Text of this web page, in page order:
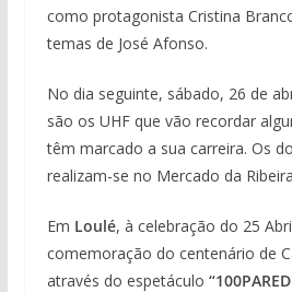
como protagonista Cristina
temas de José Afonso.
No dia seguinte, sábado, 26 de
são os UHF que vão recordar
têm marcado a sua carreira. Os
realizam-se no Mercado da
Em Loulé, à celebração do 25
comemoração do centenário de
através do espetáculo